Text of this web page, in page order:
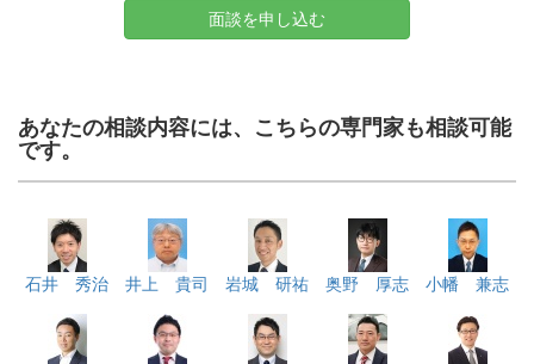
面談を申し込む
あなたの相談内容には、こちらの専門家も相談可能
です。
石井 秀治 井上 貴司 岩城 研祐 奥野 厚志 小幡 兼志